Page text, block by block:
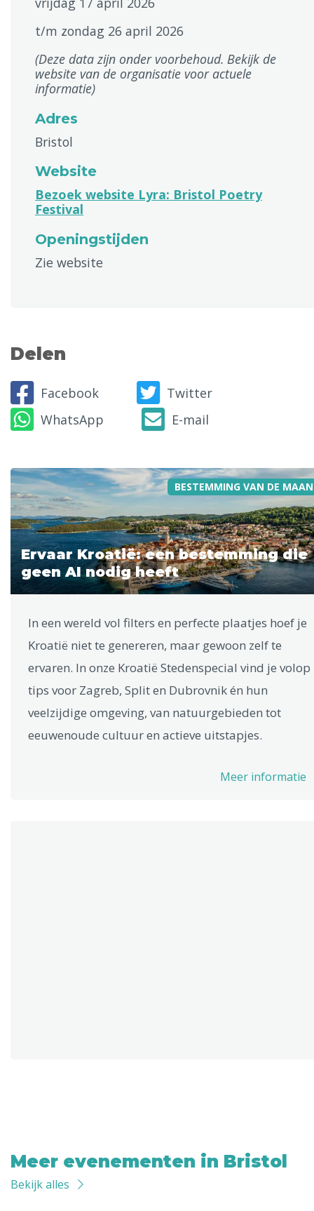
t/m zondag 26 april 2026
(Deze data zijn onder voorbehoud. Bekijk de
website van de organisatie voor actuele
informatie)
Adres
Bristol
Website
Bezoek website Lyra: Bristol Poetry
Festival
Openingstijden
Zie website
Delen
Facebook
Twitter
WhatsApp
E-mail
BESTEMMING VAN DE
Ervaar Kroatië: een bestemming die
geen AI nodig heeft
In een wereld vol filters en perfecte plaatjes hoef je
Kroatië niet te genereren, maar gewoon zelf te
ervaren. In onze Kroatië Stedenspecial vind je volop
tips voor Zagreb, Split en Dubrovnik én hun
veelzijdige omgeving, van natuurgebieden tot
eeuwenoude cultuur en actieve uitstapjes.
Meer informatie
Meer evenementen in Bristol
Bekijk alles